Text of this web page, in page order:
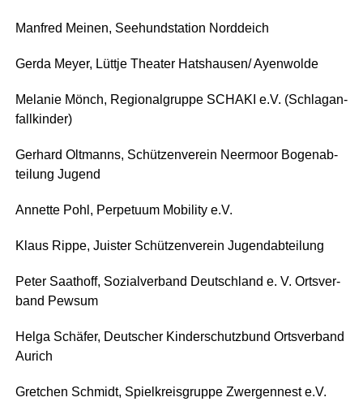
Man­fred Mei­nen, See­hund­sta­ti­on Norddeich
Ger­da Mey­er, Lütt­je Thea­ter Hatshausen/ Ayenwolde
Mela­nie Mönch, Regio­nal­grup­pe SCHAKI e.V. (Schlag­an­
fall­kin­der)
Ger­hard Olt­manns, Schüt­zen­ver­ein Neer­moor Bogen­ab­
tei­lung Jugend
Annet­te Pohl, Per­pe­tu­um Mobi­li­ty e.V.
Klaus Rip­pe, Juis­ter Schüt­zen­ver­ein Jugendabteilung
Peter Saat­hoff, Sozi­al­ver­band Deutsch­land e. V. Orts­ver­
band Pewsum
Hel­ga Schä­fer, Deut­scher Kin­der­schutz­bund Orts­ver­band
Aurich
Gret­chen Schmidt, Spiel­kreis­grup­pe Zwer­gen­nest e.V.